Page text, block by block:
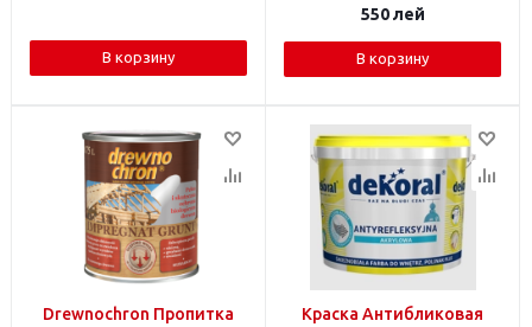
В корзину
550лей
В корзину
Drewnochron Пропитка
Краска Антибликовая